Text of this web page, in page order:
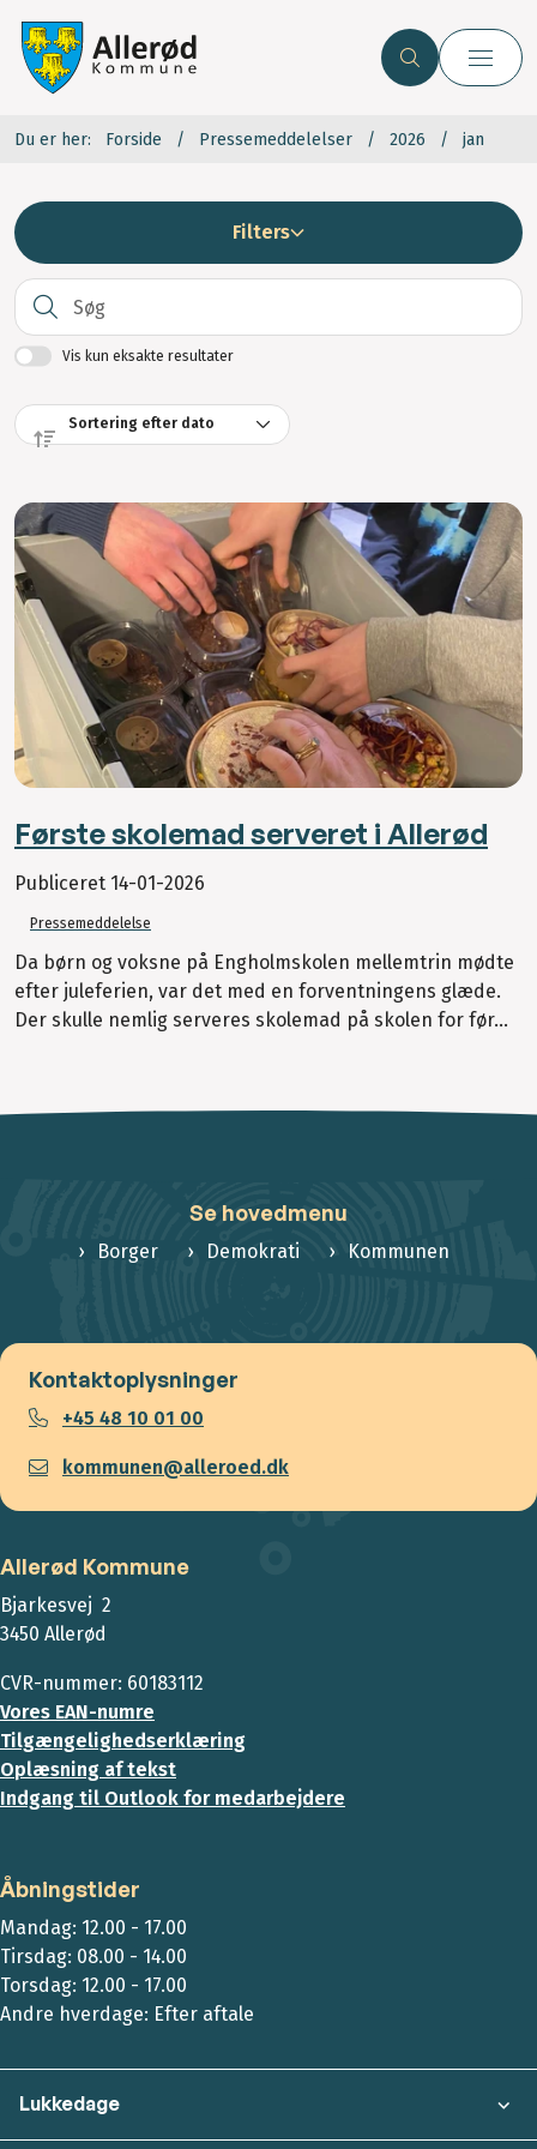
Du er her: Forside Pressemeddelelser 2026 jan
Filters
Vis kun eksakte resultater
Første skolemad serveret i Allerød
Publiceret 14-01-2026
Pressemeddelelse
Da børn og voksne på Engholmskolen mellemtrin mødte
efter juleferien, var det med en forventningens glæde.
Der skulle nemlig serveres skolemad på skolen for før...
Se hovedmenu
Borger Demokrati Kommunen
Kontaktoplysninger
+45 48 10 01 00
kommunen@alleroed.dk
Allerød Kommune
Bjarkesvej 2
3450 Allerød
CVR-nummer: 60183112
Vores EAN-numre
Tilgængelighedserklæring
Oplæsning af tekst
Indgang til Outlook for medarbejdere
Åbningstider
Mandag: 12.00 - 17.00
Tirsdag: 08.00 - 14.00
Torsdag: 12.00 - 17.00
Andre hverdage: Efter aftale
Lukkedage